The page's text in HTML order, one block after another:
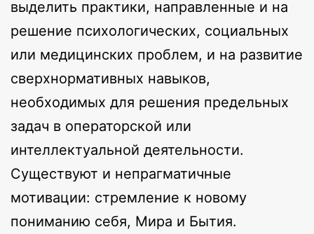
выделить практики, направленные и на
решение психологических, социальных
или медицинских проблем, и на развитие
сверхнормативных навыков,
необходимых для решения предельных
задач в операторской или
интеллектуальной деятельности.
Существуют и непрагматичные
мотивации: стремление к новому
пониманию себя, Мира и Бытия.